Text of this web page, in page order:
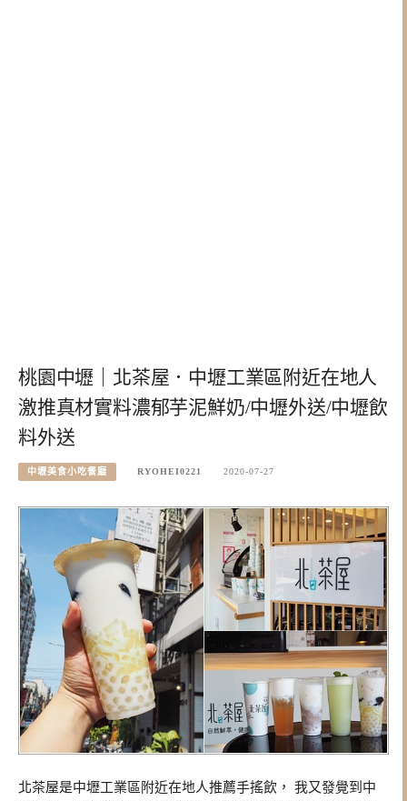
桃園中壢｜北茶屋．中壢工業區附近在地人
激推真材實料濃郁芋泥鮮奶/中壢外送/中壢飲
料外送
中壢美食小吃餐廳 RYOHEI0221 2020-07-27
北茶屋是中壢工業區附近在地人推薦手搖飲， 我又發覺到中